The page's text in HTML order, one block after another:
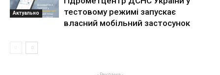
Актуально
тестовому режимі запускає
власний мобільний застосунок